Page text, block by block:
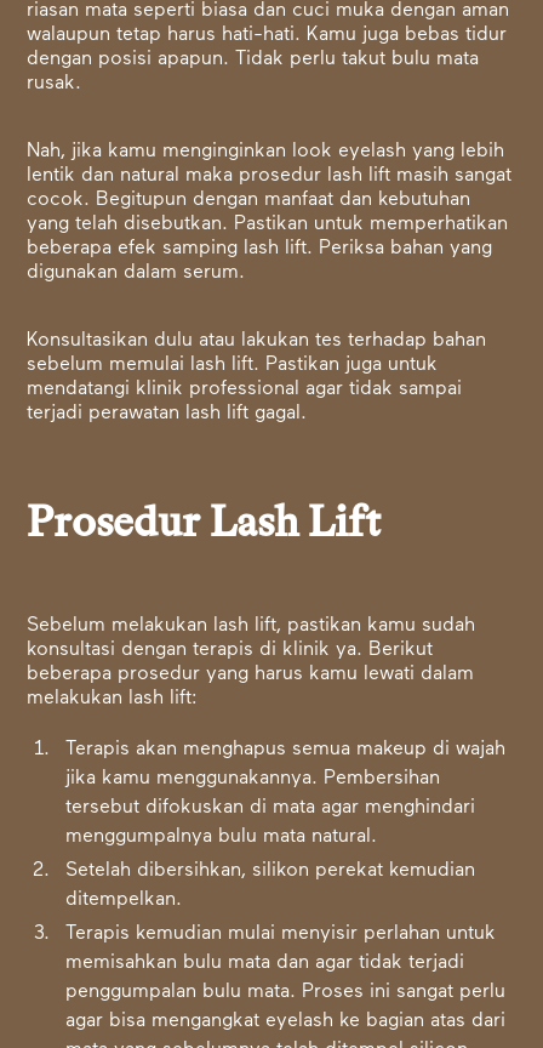
riasan mata seperti biasa dan cuci muka dengan aman
walaupun tetap harus hati-hati. Kamu juga bebas tidur
dengan posisi apapun. Tidak perlu takut bulu mata
rusak.
Nah, jika kamu menginginkan look eyelash yang lebih
lentik dan natural maka prosedur lash lift masih sangat
cocok. Begitupun dengan manfaat dan kebutuhan
yang telah disebutkan. Pastikan untuk memperhatikan
beberapa efek samping lash lift. Periksa bahan yang
digunakan dalam serum.
Konsultasikan dulu atau lakukan tes terhadap bahan
sebelum memulai lash lift. Pastikan juga untuk
mendatangi klinik professional agar tidak sampai
terjadi perawatan lash lift gagal.
Prosedur Lash Lift
Sebelum melakukan lash lift, pastikan kamu sudah
konsultasi dengan terapis di klinik ya. Berikut
beberapa prosedur yang harus kamu lewati dalam
melakukan lash lift:
Terapis akan menghapus semua makeup di wajah
jika kamu menggunakannya. Pembersihan
tersebut difokuskan di mata agar menghindari
menggumpalnya bulu mata natural.
Setelah dibersihkan, silikon perekat kemudian
ditempelkan.
Terapis kemudian mulai menyisir perlahan untuk
memisahkan bulu mata dan agar tidak terjadi
penggumpalan bulu mata. Proses ini sangat perlu
agar bisa mengangkat eyelash ke bagian atas dari